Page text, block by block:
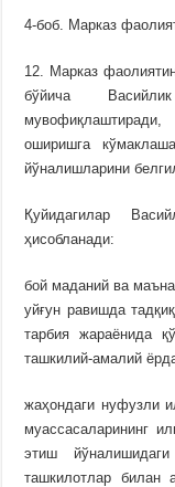
4-боб. Марказ
12. Марказ
бўйича
оширишга
йўналишларини
Қуйидагилар
ҳисобланади:
бой маданий ва
уйғун равишда
тарбия жараёнида
ташкилий-амалий
жаҳондаги нуфузли
муассасаларининг
этиш
ташкилотлар билан